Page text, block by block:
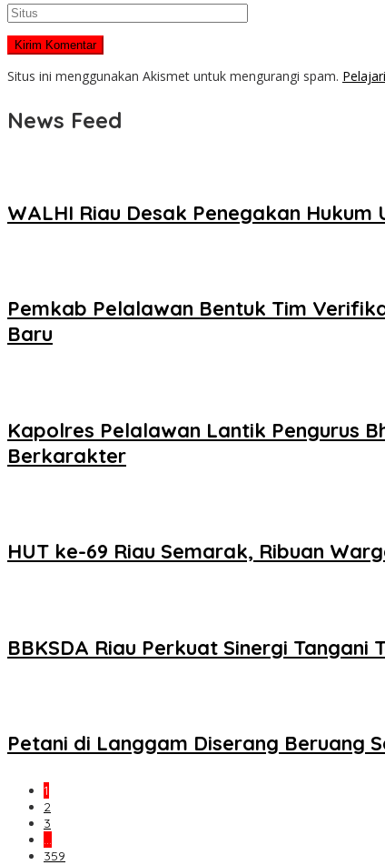
Situs ini menggunakan Akismet untuk mengurangi spam.
News Feed
WALHI Riau Desak Penegakan
Pemkab Pelalawan Bentuk Tim
Baru
Kapolres Pelalawan Lantik Pengurus
Berkarakter
HUT ke-69 Riau Semarak, Ribuan
BBKSDA Riau Perkuat Sinergi
Petani di Langgam Diserang Beruang
1
2
3
…
359